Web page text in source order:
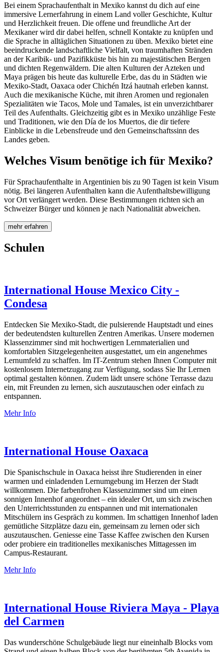
Bei einem Sprachaufenthalt in Mexiko kannst du dich auf eine
immersive Lernerfahrung in einem Land voller Geschichte, Kultur
und Herzlichkeit freuen. Die offene und freundliche Art der
Mexikaner wird dir dabei helfen, schnell Kontakte zu knüpfen und
die Sprache in alltäglichen Situationen zu üben. Mexiko bietet eine
beeindruckende landschaftliche Vielfalt, von traumhaften Stränden
an der Karibik- und Pazifikküste bis hin zu majestätischen Bergen
und dichten Regenwäldern. Die alten Kulturen der Azteken und
Maya prägen bis heute das kulturelle Erbe, das du in Städten wie
Mexiko-Stadt, Oaxaca oder Chichén Itzá hautnah erleben kannst.
Auch die mexikanische Küche, mit ihren Aromen und regionalen
Spezialitäten wie Tacos, Mole und Tamales, ist ein unverzichtbarer
Teil des Aufenthalts. Gleichzeitig gibt es in Mexiko unzählige Feste
und Traditionen, wie den Día de los Muertos, die dir tiefere
Einblicke in die Lebensfreude und den Gemeinschaftssinn des
Landes geben.
Welches Visum benötige ich für Mexiko?
Für Sprachaufenthalte in Argentinien bis zu 90 Tagen ist kein Visum
nötig. Bei längeren Aufenthalten kann die Aufenthaltsbewilligung
vor Ort verlängert werden. Diese Bestimmungen richten sich an
Schweizer Bürger und können je nach Nationalität abweichen.
mehr erfahren
Schulen
International House Mexico City -
Condesa
Entdecken Sie Mexiko-Stadt, die pulsierende Hauptstadt und eines
der bedeutendsten kulturellen Zentren Amerikas. Unsere modernen
Klassenzimmer sind mit hochwertigen Lernmaterialien und
komfortablen Sitzgelegenheiten ausgestattet, um ein angenehmes
Lernumfeld zu schaffen. Im IT-Zentrum stehen Ihnen Computer mit
kostenlosem Internetzugang zur Verfügung, sodass Sie Ihr Lernen
optimal gestalten können. Zudem lädt unsere schöne Terrasse dazu
ein, mit Freunden zu lernen, sich auszutauschen oder einfach zu
entspannen.
Mehr Info
International House Oaxaca
Die Spanischschule in Oaxaca heisst ihre Studierenden in einer
warmen und einladenden Lernumgebung im Herzen der Stadt
willkommen. Die farbenfrohen Klassenzimmer sind um einen
sonnigen Innenhof angeordnet – ein idealer Ort, um sich zwischen
den Unterrichtsstunden zu entspannen und mit internationalen
Mitschülern ins Gespräch zu kommen. Im schattigen Innenhof laden
gemütliche Sitzplätze dazu ein, gemeinsam zu lernen oder sich
auszutauschen. Geniesse eine Tasse Kaffee zwischen den Kursen
oder probiere ein traditionelles mexikanisches Mittagessen im
Campus-Restaurant.
Mehr Info
International House Riviera Maya - Playa
del Carmen
Das wunderschöne Schulgebäude liegt nur eineinhalb Blocks vom